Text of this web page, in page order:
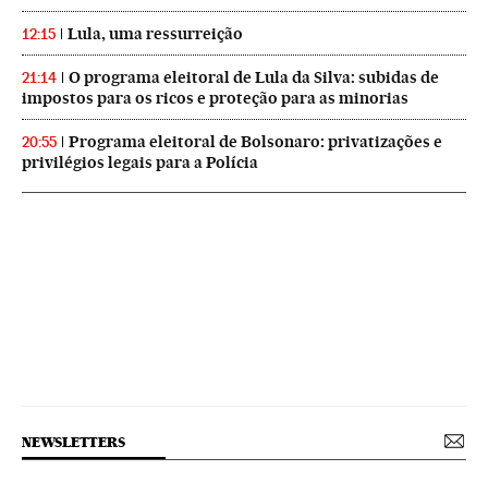
12:15 Lula, uma ressurreição
21:14
O programa eleitoral de Lula da Silva: subidas de
impostos para os ricos e proteção para as minorias
20:55
Programa eleitoral de Bolsonaro: privatizações e
privilégios legais para a Polícia
NEWSLETTERS